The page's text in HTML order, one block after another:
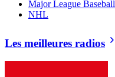
Major League Baseball
NHL
Les meilleures radios